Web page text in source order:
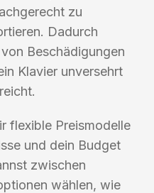
zu
Dadurch
Beschädigungen
Klavier unversehrt
flexible Preismodelle
und dein Budget
zwischen
wählen, wie